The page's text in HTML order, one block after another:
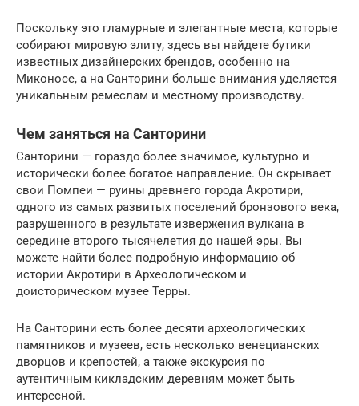
Поскольку это гламурные и элегантные места, которые
собирают мировую элиту, здесь вы найдете бутики
известных дизайнерских брендов, особенно на
Миконосе, а на Санторини больше внимания уделяется
уникальным ремеслам и местному производству.
Чем заняться на Санторини
Санторини — гораздо более значимое, культурно и
исторически более богатое направление. Он скрывает
свои Помпеи — руины древнего города Акротири,
одного из самых развитых поселений бронзового века,
разрушенного в результате извержения вулкана в
середине второго тысячелетия до нашей эры. Вы
можете найти более подробную информацию об
истории Акротири в Археологическом и
доисторическом музее Терры.
На Санторини есть более десяти археологических
памятников и музеев, есть несколько венецианских
дворцов и крепостей, а также экскурсия по
аутентичным кикладским деревням может быть
интересной.